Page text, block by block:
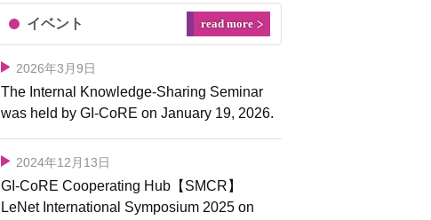
イベント read more
2026年3月9日
The Internal Knowledge-Sharing Seminar
was held by GI-CoRE on January 19, 2026.
2024年12月13日
GI-CoRE Cooperating Hub【SMCR】
LeNet International Symposium 2025 on